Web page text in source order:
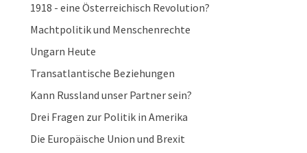
1918 - eine Österreichisch Revolution?
Machtpolitik und Menschenrechte
Ungarn Heute
Transatlantische Beziehungen
Kann Russland unser Partner sein?
Drei Fragen zur Politik in Amerika
Die Europäische Union und Brexit